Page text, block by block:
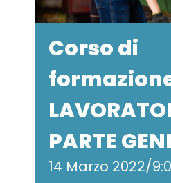
Corso di
PARTE
14 Marzo 2022/